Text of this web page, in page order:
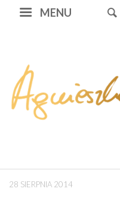
MENU
28 SIERPNIA 2014